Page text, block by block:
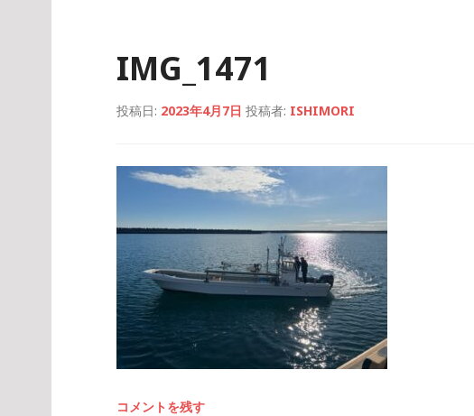
IMG_1471
投稿日: 2023年4月7日 投稿者: ISHIMORI
コメントを残す